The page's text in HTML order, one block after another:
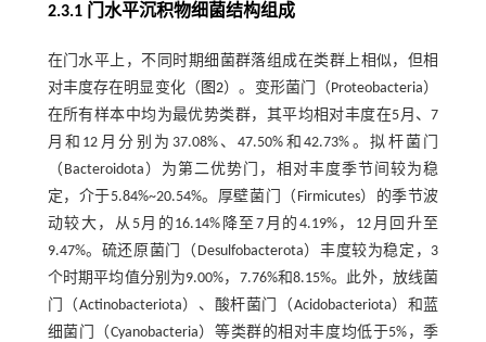
2.3.1 门水平沉积物细菌结构组成
在门水平上，不同时期细菌群落组成在类群上相似，但相
对丰度存在明显变化（ 图2）。变形菌门（Proteobacteria）
在所有样本中均为最优势类群，其平均相对丰度在5月、7
月和12月分别为37.08%、47.50%和42.73%。拟杆菌门
（Bacteroidota）为第二优势门，相对丰度季节间较为稳
定，介于5.84%~20.54%。厚壁菌门（Firmicutes）的季节波
动较大，从5月的16.14%降至7月的4.19%，12月回升至
9.47%。硫还原菌门（Desulfobacterota）丰度较为稳定，3
个时期平均值分别为9.00%，7.76%和8.15%。此外，放线菌
门（Actinobacteriota）、酸杆菌门（Acidobacteriota）和蓝
细菌门（Cyanobacteria）等类群的相对丰度均低于5%，季